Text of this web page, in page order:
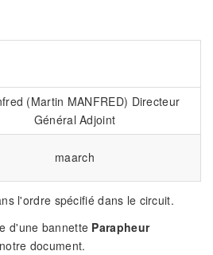
(Martin MANFRED) Directeur
Général Adjoint
maarch
l'ordre spécifié dans le circuit.
d'une bannette Parapheur
document.